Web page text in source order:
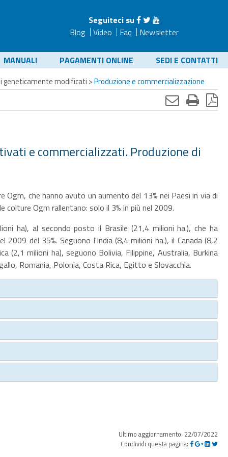
Seguiteci su
Blog
Video Faq Newsletter
MANUALI PAGAMENTI ONLINE SEDI E CONTATTI
geneticamente modificati >Produzione e commercializzazione
e commercializzati. Produzione di
che hanno avuto un aumento del 13% nei Paesi in via di
Ogm rallentano: solo il 3% in più nel 2009.
ha), al secondo posto il Brasile (21,4 milioni ha.), che ha
del 35%. Seguono l'India (8,4 milioni ha.), il Canada (8,2
(2,1 milioni ha), seguono Bolivia, Filippine, Australia, Burkina
Romania, Polonia, Costa Rica, Egitto e Slovacchia.
Ultimo aggiornamento: 22/07/2022
Condividi questa pagina: